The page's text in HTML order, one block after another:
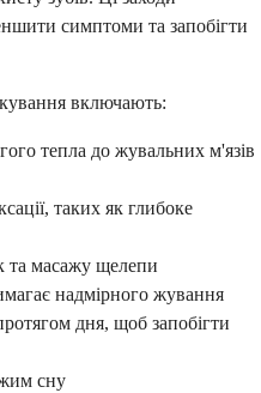
симптоми та запобігти
включають:
тепла до жувальних м'язів
таких як глибоке
та масажу щелепи
надмірного жування
дня, щоб запобігти
сну